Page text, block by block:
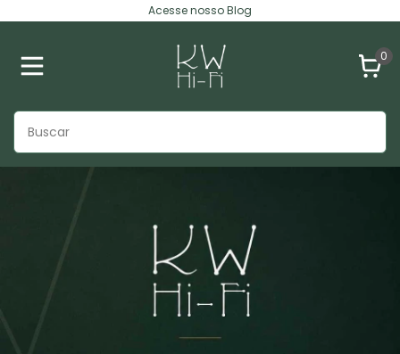
Acesse nosso Blog
0